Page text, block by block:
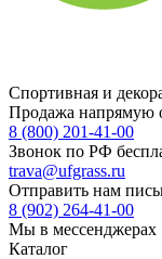
Спортивная и
Продажа напрямую
8 (800) 201-41-00
Звонок по РФ
trava@ufgrass.ru
Отправить нам
8 (902) 264-41-00
Мы в мессенджерах
Каталог